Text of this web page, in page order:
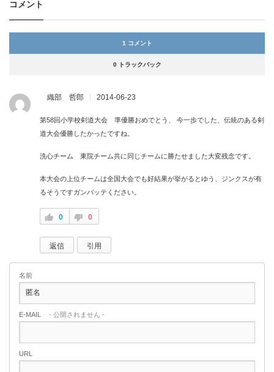
コメント
1 コメント
0 トラックバック
織部 哲郎 2014-06-23
第58回小学校剣道大会 準優勝おめでとう、 今一歩でした、伝統のある剣
道大会優勝したかったですね。
洗心チーム 東院チーム共に同じチームに勝たせました大変残念です。
本大会の上位チームは全国大会でも好結果が挙がるとゆう、ジンクスが有
るそうですガンバッテください。
0 0
返信 引用
名前
E-MAIL - 公開されません -
URL